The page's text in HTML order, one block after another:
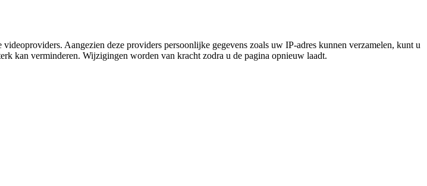
Aangezien deze providers persoonlijke gegevens zoals uw IP-adres kunnen verzamelen, kunt u
kan verminderen. Wijzigingen worden van kracht zodra u de pagina opnieuw laadt.